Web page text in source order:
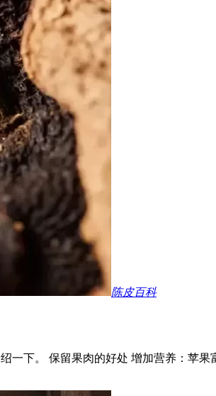
陈皮百科
一下。 保留果肉的好处 增加营养：苹果